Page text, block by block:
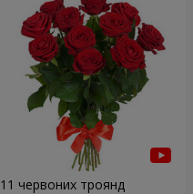
11 червоних троянд